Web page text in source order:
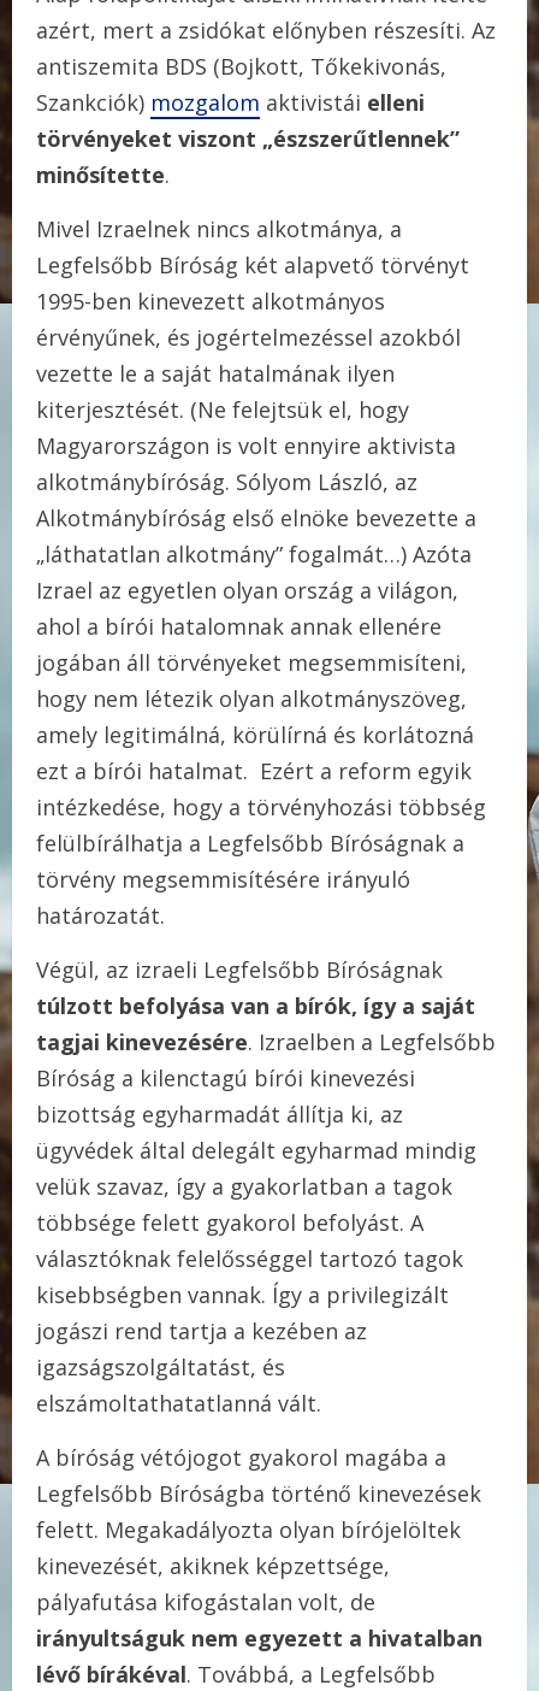
azért, mert a zsidókat előnyben részesíti. Az
antiszemita BDS (Bojkott, Tőkekivonás,
Szankciók) mozgalom aktivistái elleni
törvényeket viszont „észszerűtlennek”
minősítette.
Mivel Izraelnek nincs alkotmánya, a
Legfelsőbb Bíróság két alapvető törvényt
1995-ben kinevezett alkotmányos
érvényűnek, és jogértelmezéssel azokból
vezette le a saját hatalmának ilyen
kiterjesztését. (Ne felejtsük el, hogy
Magyarországon is volt ennyire aktivista
alkotmánybíróság. Sólyom László, az
Alkotmánybíróság első elnöke bevezette a
„láthatatlan alkotmány” fogalmát…) Azóta
Izrael az egyetlen olyan ország a világon,
ahol a bírói hatalomnak annak ellenére
jogában áll törvényeket megsemmisíteni,
hogy nem létezik olyan alkotmányszöveg,
amely legitimálná, körülírná és korlátozná
ezt a bírói hatalmat. Ezért a reform egyik
intézkedése, hogy a törvényhozási többség
felülbírálhatja a Legfelsőbb Bíróságnak a
törvény megsemmisítésére irányuló
határozatát.
Végül, az izraeli Legfelsőbb Bíróságnak
túlzott befolyása van a bírók, így a saját
tagjai kinevezésére. Izraelben a Legfelsőbb
Bíróság a kilenctagú bírói kinevezési
bizottság egyharmadát állítja ki, az
ügyvédek által delegált egyharmad mindig
velük szavaz, így a gyakorlatban a tagok
többsége felett gyakorol befolyást. A
választóknak felelősséggel tartozó tagok
kisebbségben vannak. Így a privilegizált
jogászi rend tartja a kezében az
igazságszolgáltatást, és
elszámoltathatatlanná vált.
A bíróság vétójogot gyakorol magába a
Legfelsőbb Bíróságba történő kinevezések
felett. Megakadályozta olyan bírójelöltek
kinevezését, akiknek képzettsége,
pályafutása kifogástalan volt, de
irányultságuk nem egyezett a hivatalban
lévő bírákéval. Továbbá, a Legfelsőbb